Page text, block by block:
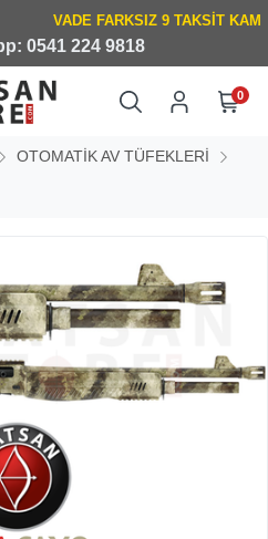
0541 224 9818
0
OTOMATİK AV TÜFEKLERİ